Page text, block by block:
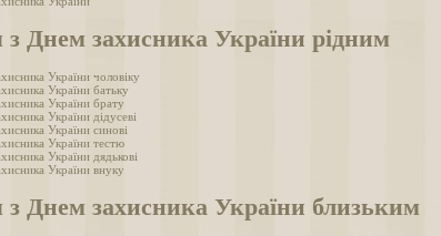
з Днем захисника України рідним
України чоловіку
України батьку
України брату
України дідусеві
України синові
України тестю
України дядькові
України внуку
з Днем захисника України близьким